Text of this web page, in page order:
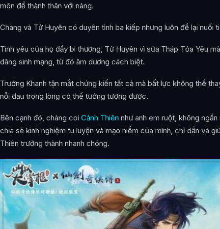
môn để thành thân với nàng.
Chàng và Tử Huyên có duyên tình ba kiếp nhưng luôn để lại nuối
Tình yêu của họ đầy bi thương, Tử Huyên vì sửa Tháp Tỏa Yêu
dâng sinh mạng, từ đó âm dương cách biệt.
Trường Khanh tận mắt chứng kiến tất cả mà bất lực không thể
nỗi đau trong lòng có thể tưởng tượng được.
Bên cạnh đó, chàng coi Cảnh Thiên như anh em ruột, không ngần
chia sẻ kinh nghiệm tu luyện và mạo hiểm của mình, chỉ dẫn và
Thiên trưởng thành nhanh chóng.